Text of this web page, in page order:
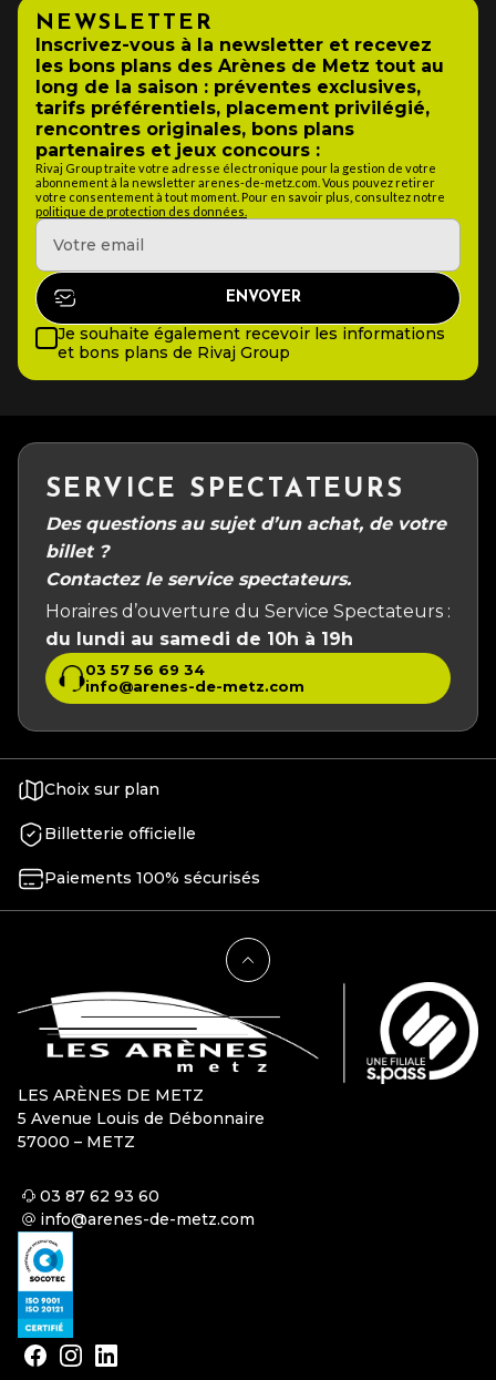
NEWSLETTER
Inscrivez-vous à la newsletter et recevez
les bons plans des Arènes de Metz tout au
long de la saison : préventes exclusives,
tarifs préférentiels, placement privilégié,
rencontres originales, bons plans
partenaires et jeux concours :
Rivaj Group traite votre adresse électronique pour la gestion de votre
abonnement à la newsletter arenes-de-metz.com. Vous pouvez retirer
votre consentement à tout moment. Pour en savoir plus, consultez notre
politique de protection des données.
Je souhaite également recevoir les informations
et bons plans de Rivaj Group
SERVICE SPECTATEURS
Des questions au sujet d’un achat, de votre
billet ?
Contactez le service spectateurs.
Horaires d’ouverture du Service Spectateurs :
du lundi au samedi de 10h à 19h
03 57 56 69 34
info@arenes-de-metz.com
Choix sur plan
Billetterie officielle
Paiements 100% sécurisés
LES ARÈNES DE METZ
5 Avenue Louis de Débonnaire
57000 – METZ
03 87 62 93 60
info@arenes-de-metz.com